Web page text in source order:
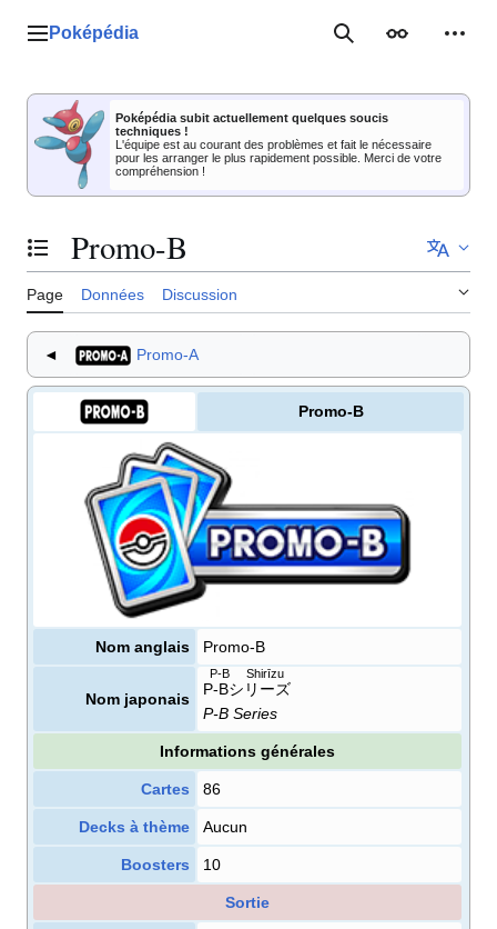
Menu principal
Poképédia RechercherApparence
Poképédia subit actuellement quelques soucis
techniques !
L'équipe est au courant des problèmes et fait le nécessaire
pour les arranger le plus rapidement possible. Merci de votre
compréhension !
Basculer la table des matières
Promo-B
Page Données Discussion
◄ Promo-A
Promo-B
Nom anglais Promo-B
Nom japonais
P-Bシリーズ
P-B Shirīzu
P-B Series
Informations générales
Cartes 86
Decks à thème Aucun
Boosters 10
Sortie